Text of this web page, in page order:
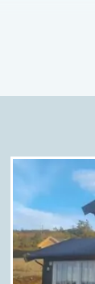
populært i
butikken,